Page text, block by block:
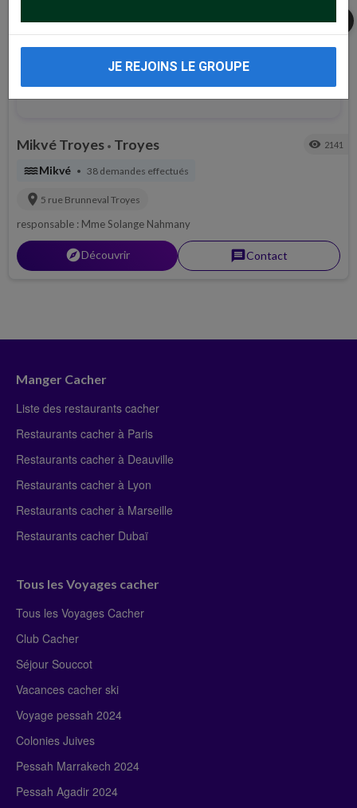
share
Mikvé Troyes • Troyes visibility 2141
waterMikvé • 38 demandes effectués
location_on 5 rue Brunneval Troyes
responsable : Mme Solange Nahmany
explorerDécouvrir messageContact
Manger Cacher
Liste des restaurants cacher
Restaurants cacher à Paris
Restaurants cacher à Deauville
Restaurants cacher à Lyon
Restaurants cacher à Marseille
Restaurants cacher Dubaï
Tous les Voyages cacher
Tous les Voyages Cacher
Club Cacher
Séjour Souccot
Vacances cacher ski
Voyage pessah 2024
Colonies Juives
Pessah Marrakech 2024
Pessah Agadir 2024
JE REJOINS LE GROUPE